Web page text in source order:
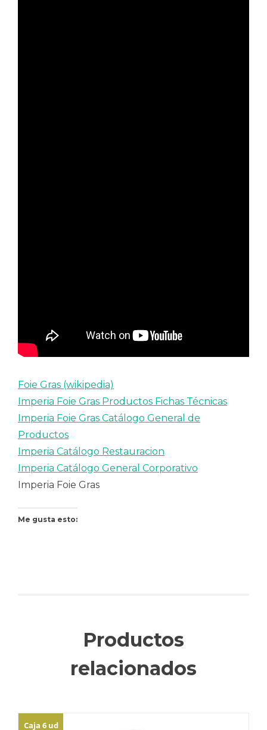
Foie Gras (wikipedia)
Imperia Foie Gras Productos Fichas Técnicas
Imperia Foie Gras Catálogo General de
Productos
Imperia Catálogo Restauracion
Imperia Catálogo General Corporativo
Imperia Foie Gras
Me gusta esto:
Productos
relacionados
Caja 6 ud